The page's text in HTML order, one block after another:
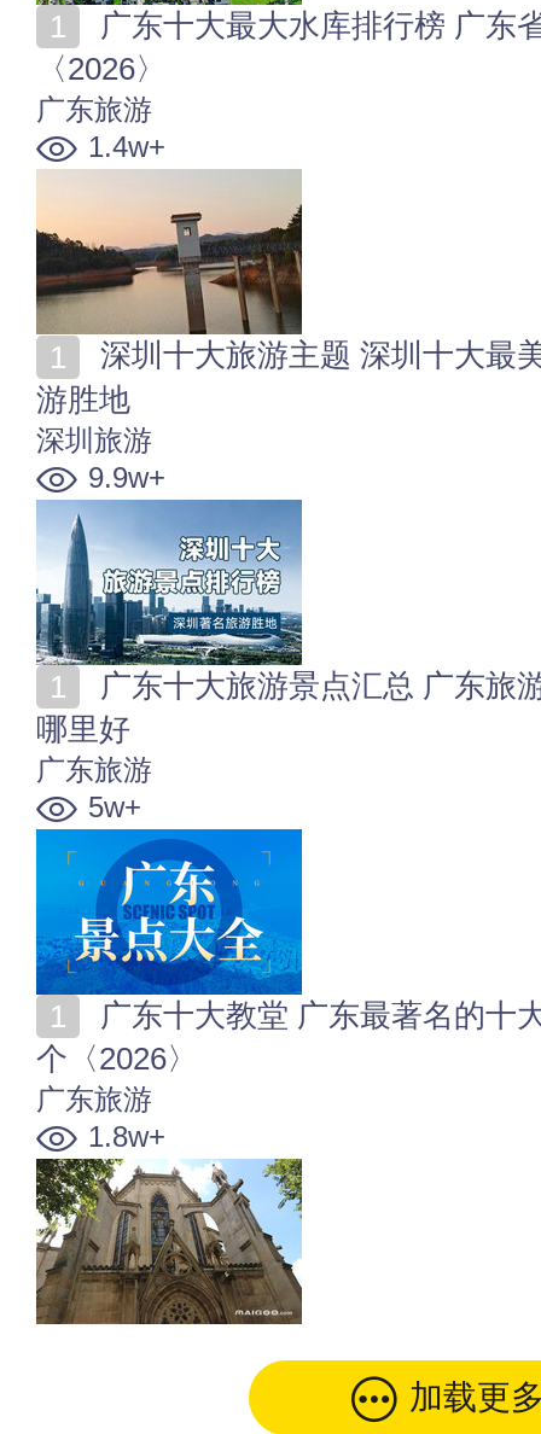
〈2026〉
广东旅游
1.4w+
游胜地
深圳旅游
9.9w+
哪里好
广东旅游
5w+
个〈2026〉
广东旅游
1.8w+
加载更